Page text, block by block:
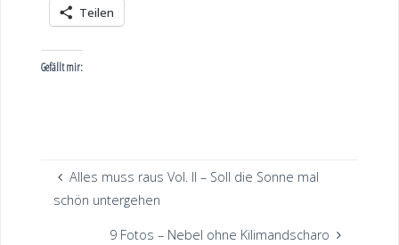
Teilen
Gefällt mir:
Alles muss raus Vol. II – Soll die Sonne mal
schön untergehen
9 Fotos – Nebel ohne Kilimandscharo